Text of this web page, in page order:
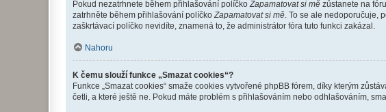
Pokud nezatrhnete během přihlašování políčko Zapamatovat si mě zůstanete na
zatrhněte během přihlašování políčko Zapamatovat si mě . To se ale nedoporučuje,
zaškrtávací políčko nevidíte, znamená to, že administrátor fóra tuto funkci zakázal.
Nahoru
K čemu slouží funkce „Smazat cookies“?
Funkce „Smazat cookies“ smaže cookies vytvořené phpBB fórem, díky kterým
četli, a které ještě ne. Pokud máte problém s přihlašováním nebo odhlašováním,